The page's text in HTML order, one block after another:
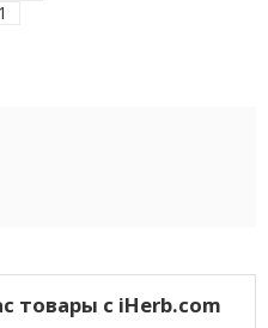
товары с iHerb.com